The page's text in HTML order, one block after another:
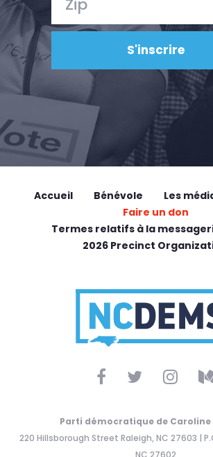
Accueil Bénévole Les
Faire un don
Termes relatifs à la
2026 Precinct
Parti démocratique de Caroline
220 Hillsborough Street Raleigh, NC 27603 |
NC 27602